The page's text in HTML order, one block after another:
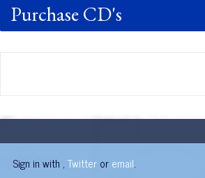
Purchase CD's
Sign in with , Twitteror email.